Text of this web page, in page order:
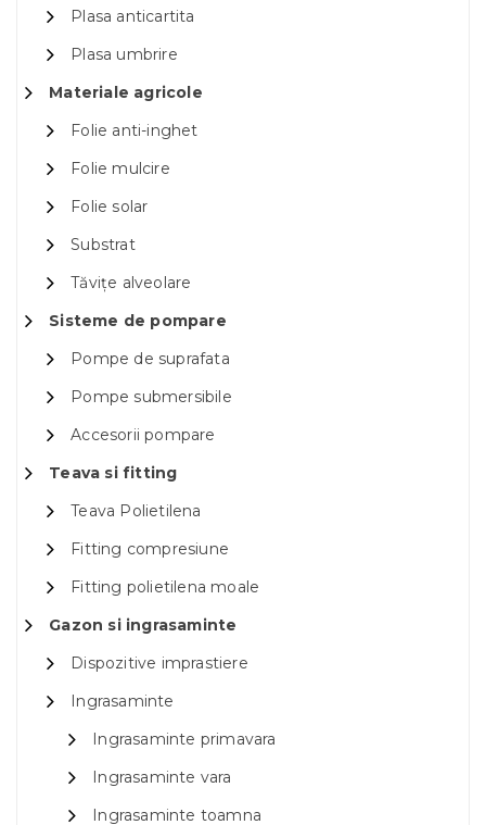
Plasa anticartita
Plasa umbrire
Materiale agricole
Folie anti-inghet
Folie mulcire
Folie solar
Substrat
Tăvițe alveolare
Sisteme de pompare
Pompe de suprafata
Pompe submersibile
Accesorii pompare
Teava si fitting
Teava Polietilena
Fitting compresiune
Fitting polietilena moale
Gazon si ingrasaminte
Dispozitive imprastiere
Ingrasaminte
Ingrasaminte primavara
Ingrasaminte vara
Ingrasaminte toamna